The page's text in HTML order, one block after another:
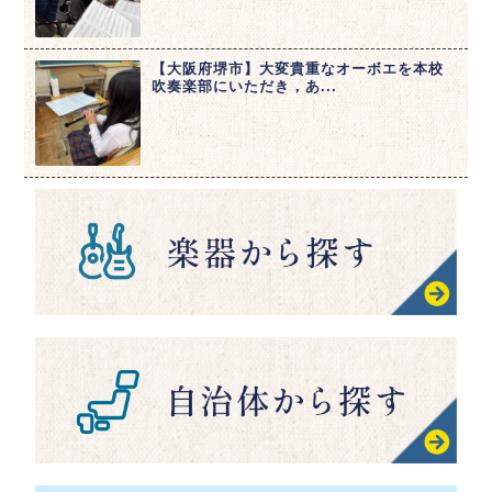
【大阪府堺市】大変貴重なオーボエを本校
吹奏楽部にいただき，あ...